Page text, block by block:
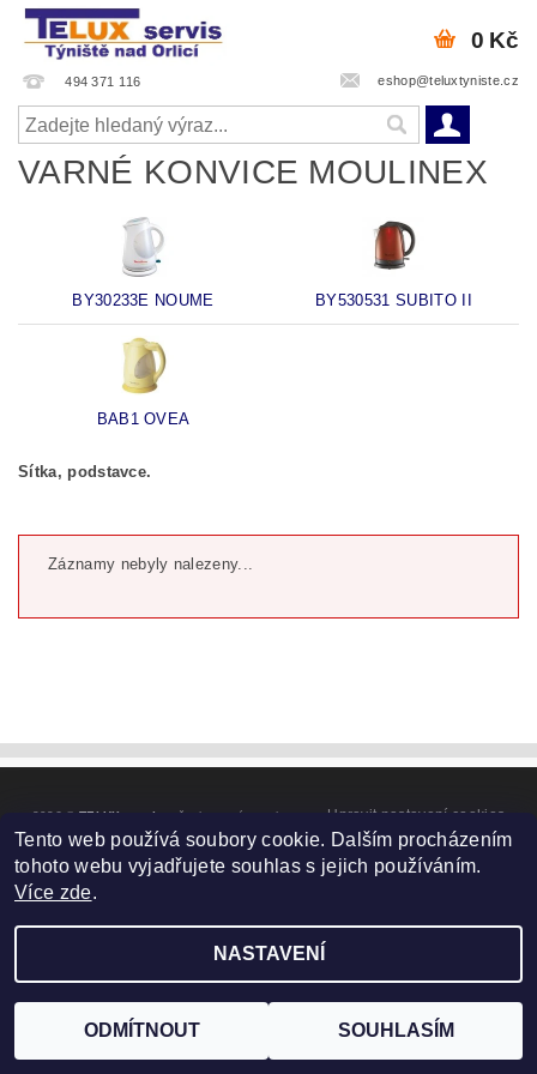
494 371 116 eshop@teluxtyniste.cz
0 Kč
VARNÉ KONVICE MOULINEX
BY30233E NOUME BY530531 SUBITO II
BAB1 OVEA
Sítka, podstavce.
Záznamy nebyly nalezeny...
2026 ©TELUX servis , všechna práva vyhrazena Upravit nastavení cookies
Vytvořil Shoptet
Tento web používá soubory cookie. Dalším procházením
tohoto webu vyjadřujete souhlas s jejich používáním.
Více zde.
NASTAVENÍ
ODMÍTNOUT SOUHLASÍM